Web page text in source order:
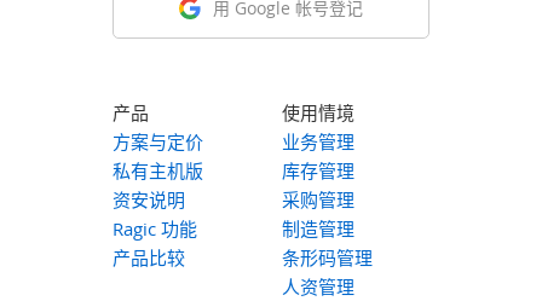
用 Google 帐号登记
产品
方案与定价
私有主机版
资安说明
Ragic 功能
产品比较
使用情境
业务管理
库存管理
采购管理
制造管理
条形码管理
人资管理